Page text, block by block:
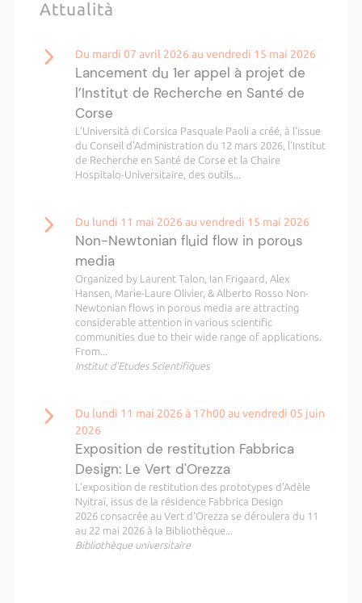
Attualità
Du mardi 07 avril 2026 au vendredi 15 mai 2026
Lancement du 1er appel à projet de
l’Institut de Recherche en Santé de
Corse
L’Università di Corsica Pasquale Paoli a créé, à l'issue
du Conseil d'Administration du 12 mars 2026, l’Institut
de Recherche en Santé de Corse et la Chaire
Hospitalo-Universitaire, des outils...
Du lundi 11 mai 2026 au vendredi 15 mai 2026
Non-Newtonian fluid flow in porous
media
Organized by Laurent Talon, Ian Frigaard, Alex
Hansen, Marie-Laure Olivier, & Alberto Rosso Non-
Newtonian flows in porous media are attracting
considerable attention in various scientific
communities due to their wide range of applications.
From...
Institut d'Etudes Scientifiques
Du lundi 11 mai 2026 à 17h00 au vendredi 05 juin
2026
Exposition de restitution Fabbrica
Design: Le Vert d'Orezza
L’exposition de restitution des prototypes d'Adèle
Nyitraï, issus de la résidence Fabbrica Design
2026 consacrée au Vert d'Orezza se déroulera du 11
au 22 mai 2026 à la Bibliothèque...
Bibliothèque universitaire